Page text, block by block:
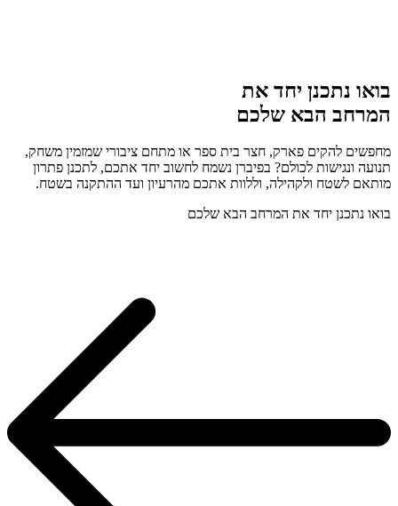
בואו נתכנן יחד את
המרחב הבא שלכם
מחפשים להקים פארק, חצר בית ספר או מתחם ציבורי שמזמין משחק,
תנועה ונגישות לכולם? בפיברן נשמח לחשוב יחד אתכם, לתכנן פתרון
מותאם לשטח ולקהילה, וללוות אתכם מהרעיון ועד ההתקנה בשטח.
בואו נתכנן יחד את המרחב הבא שלכם